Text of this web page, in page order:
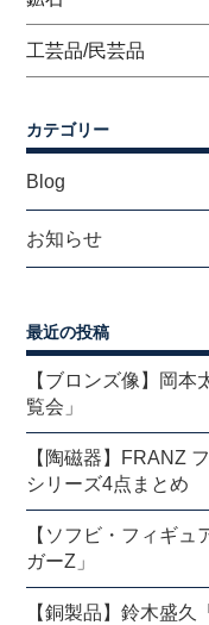
工芸品/民芸品
カテゴリー
Blog
お知らせ
最近の投稿
【ブロンズ像】岡
覧会」
【陶磁器】FRANZ
シリーズ4点まとめ
【ソフビ・フィギ
ガーZ」
【銅製品】鈴木盛久